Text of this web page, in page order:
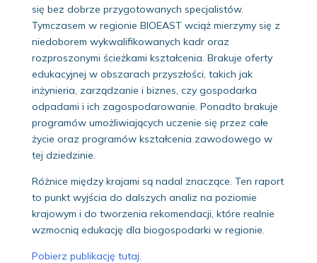
się bez dobrze przygotowanych specjalistów.
Tymczasem w regionie BIOEAST wciąż mierzymy się z
niedoborem wykwalifikowanych kadr oraz
rozproszonymi ścieżkami kształcenia. Brakuje oferty
edukacyjnej w obszarach przyszłości, takich jak
inżynieria, zarządzanie i biznes, czy gospodarka
odpadami i ich zagospodarowanie. Ponadto brakuje
programów umożliwiających uczenie się przez całe
życie oraz programów kształcenia zawodowego w
tej dziedzinie.
Różnice między krajami są nadal znaczące. Ten raport
to punkt wyjścia do dalszych analiz na poziomie
krajowym i do tworzenia rekomendacji, które realnie
wzmocnią edukację dla biogospodarki w regionie.
Pobierz publikację tutaj.